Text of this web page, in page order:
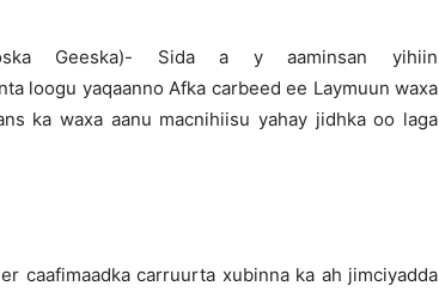
Geeska)- Sida a y aaminsan yihiin
loogu yaqaanno Afka carbeed ee Laymuun waxa
ka waxa aanu macnihiisu yahay jidhka oo laga
caafimaadka carruurta xubinna ka ah jimciyadda